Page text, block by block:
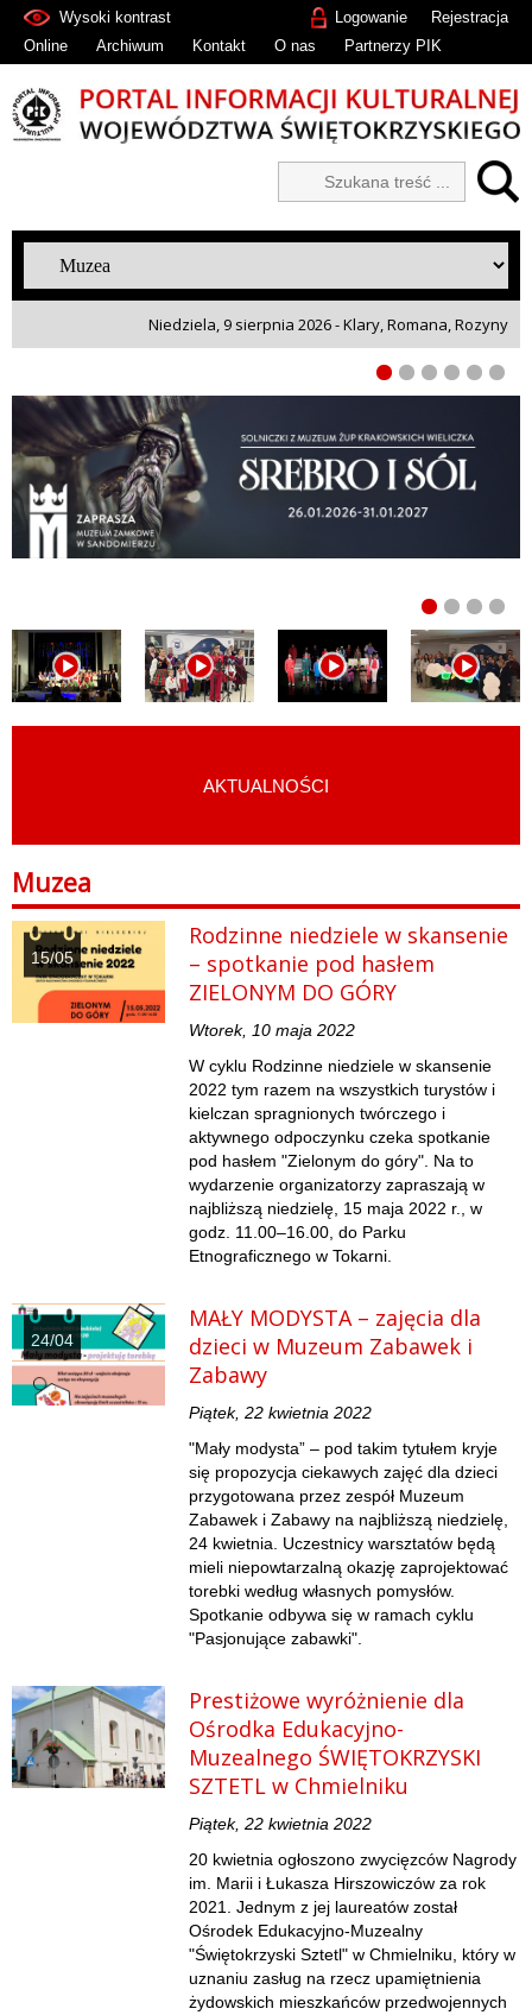
Rejestracja
Logowanie
Wysoki kontrast
Online
Archiwum Kontakt O nas Partnerzy PIK
Niedziela, 9 sierpnia 2026 - Klary, Romana, Rozyny
AKTUALNOŚCI
Muzea
15/05
Rodzinne niedziele w skansenie
– spotkanie pod hasłem
ZIELONYM DO GÓRY
Wtorek, 10 maja 2022
W cyklu Rodzinne niedziele w skansenie
2022 tym razem na wszystkich turystów i
kielczan spragnionych twórczego i
aktywnego odpoczynku czeka spotkanie
pod hasłem "Zielonym do góry". Na to
wydarzenie organizatorzy zapraszają w
najbliższą niedzielę, 15 maja 2022 r., w
godz. 11.00–16.00, do Parku
Etnograficznego w Tokarni.
24/04
MAŁY MODYSTA – zajęcia dla
dzieci w Muzeum Zabawek i
Zabawy
Piątek, 22 kwietnia 2022
"Mały modysta” – pod takim tytułem kryje
się propozycja ciekawych zajęć dla dzieci
przygotowana przez zespół Muzeum
Zabawek i Zabawy na najbliższą niedzielę,
24 kwietnia. Uczestnicy warsztatów będą
mieli niepowtarzalną okazję zaprojektować
torebki według własnych pomysłów.
Spotkanie odbywa się w ramach cyklu
"Pasjonujące zabawki".
Prestiżowe wyróżnienie dla
Ośrodka Edukacyjno-
Muzealnego ŚWIĘTOKRZYSKI
SZTETL w Chmielniku
Piątek, 22 kwietnia 2022
20 kwietnia ogłoszono zwycięzców Nagrody
im. Marii i Łukasza Hirszowiczów za rok
2021. Jednym z jej laureatów został
Ośrodek Edukacyjno-Muzealny
"Świętokrzyski Sztetl" w Chmielniku, który w
uznaniu zasług na rzecz upamiętnienia
żydowskich mieszkańców przedwojennych